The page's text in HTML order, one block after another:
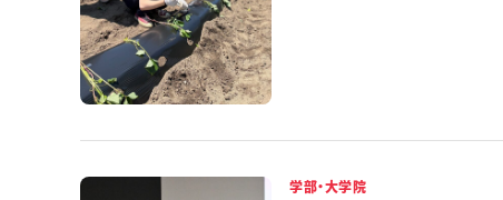
学部・大学院